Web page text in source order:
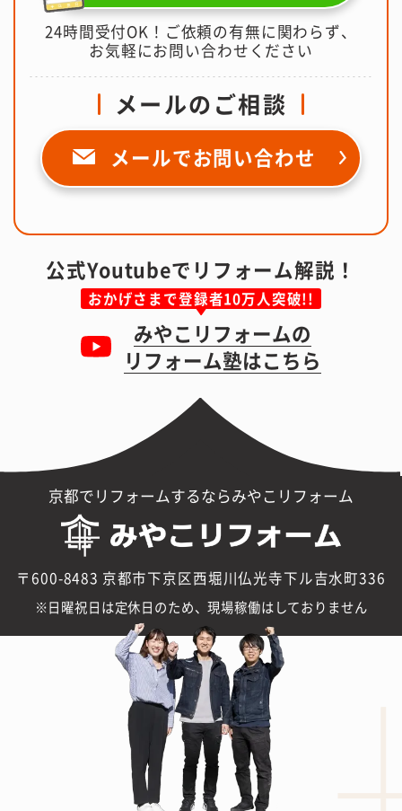
24時間受付OK！ご依頼の有無に関わらず、
お気軽にお問い合わせください
メールのご相談
メールでお問い合わせ
公式Youtubeでリフォーム解説！
おかげさまで登録者10万人突破!!
みやこリフォームの
リフォーム塾はこちら
京都でリフォームするならみやこリフォーム
〒600-8483 京都市下京区西堀川仏光寺下ル吉水町336
日曜祝日は定休日のため、現場稼働はしておりません